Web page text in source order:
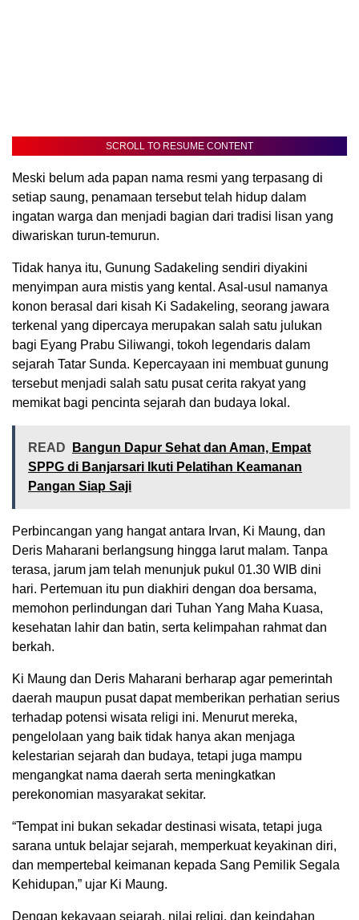
SCROLL TO RESUME CONTENT
Meski belum ada papan nama resmi yang terpasang di
setiap saung, penamaan tersebut telah hidup dalam
ingatan warga dan menjadi bagian dari tradisi lisan yang
diwariskan turun-temurun.
Tidak hanya itu, Gunung Sadakeling sendiri diyakini
menyimpan aura mistis yang kental. Asal-usul namanya
konon berasal dari kisah Ki Sadakeling, seorang jawara
terkenal yang dipercaya merupakan salah satu julukan
bagi Eyang Prabu Siliwangi, tokoh legendaris dalam
sejarah Tatar Sunda. Kepercayaan ini membuat gunung
tersebut menjadi salah satu pusat cerita rakyat yang
memikat bagi pencinta sejarah dan budaya lokal.
READ
Bangun Dapur Sehat dan Aman, Empat
SPPG di Banjarsari Ikuti Pelatihan Keamanan
Pangan Siap Saji
Perbincangan yang hangat antara Irvan, Ki Maung, dan
Deris Maharani berlangsung hingga larut malam. Tanpa
terasa, jarum jam telah menunjuk pukul 01.30 WIB dini
hari. Pertemuan itu pun diakhiri dengan doa bersama,
memohon perlindungan dari Tuhan Yang Maha Kuasa,
kesehatan lahir dan batin, serta kelimpahan rahmat dan
berkah.
Ki Maung dan Deris Maharani berharap agar pemerintah
daerah maupun pusat dapat memberikan perhatian serius
terhadap potensi wisata religi ini. Menurut mereka,
pengelolaan yang baik tidak hanya akan menjaga
kelestarian sejarah dan budaya, tetapi juga mampu
mengangkat nama daerah serta meningkatkan
perekonomian masyarakat sekitar.
“Tempat ini bukan sekadar destinasi wisata, tetapi juga
sarana untuk belajar sejarah, memperkuat keyakinan diri,
dan mempertebal keimanan kepada Sang Pemilik Segala
Kehidupan,” ujar Ki Maung.
Dengan kekayaan sejarah, nilai religi, dan keindahan